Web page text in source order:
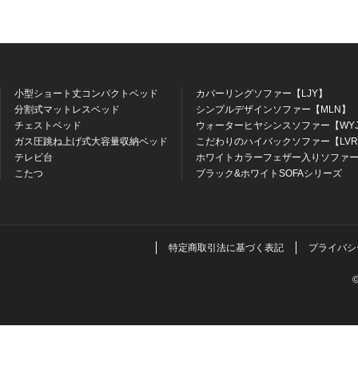
小型ショート丈コンパクトベッド
分割式マットレスベッド
チェストベッド
ガス圧跳ね上げ式大容量収納ベッド
テレビ台
こたつ
カバーリングソファー【LJY】
シンプルデザインソファー【MLN】
ウォーターヒヤシンスソファー【
こだわりのハイバックソファー【
ホワイトカラーフェザー入りソファ
ブラック&ホワイトSOFAシリーズ
特定商取引法に基づく表記 プライバ